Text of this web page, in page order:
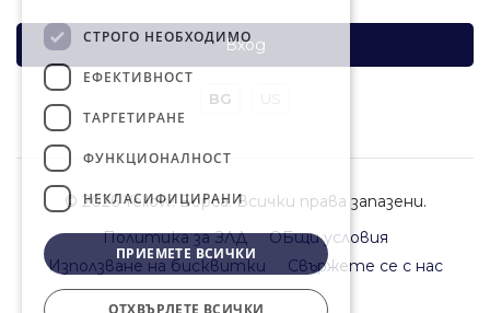
Вход
BG
© 2026 Yellow! Борса. Всички права запазени.
Политика за ЗЛД
ОБщи условия
Използване на бисквитки
Свържете се с нас
СТРОГО НЕОБХОДИМО
ЕФЕКТИВНОСТ
ТАРГЕТИРАНЕ
ФУНКЦИОНАЛНОСТ
НЕКЛАСИФИЦИРАНИ
ПРИЕМЕТЕ ВСИЧКИ
ОТХВЪРЛЕТЕ ВСИЧКИ